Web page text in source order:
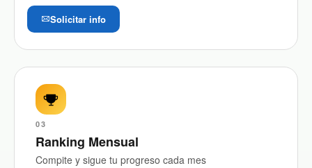
Solicitar info
03
Ranking Mensual
Compite y sigue tu progreso cada mes